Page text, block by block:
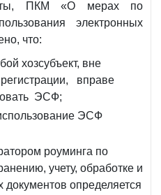
ПКМ «О мерах по
электронных
что:
хозсубъект, вне
вправе
ЭСФ;
ЭСФ
роуминга по
учету, обработке и
документов определяется